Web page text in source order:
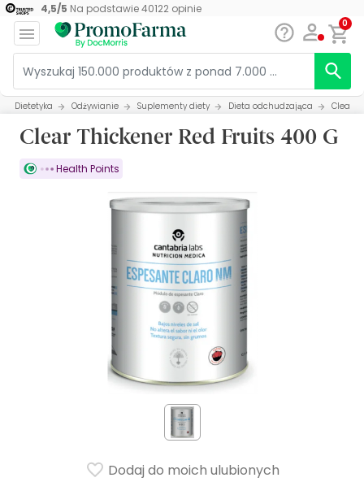
4,5/5 Na podstawie40122opinie
0
Dietetyka Odżywianie Suplementy diety Dieta odchudzająca Clear
Clear Thickener Red Fruits 400 G
Health Points
Dodaj do moich ulubionych